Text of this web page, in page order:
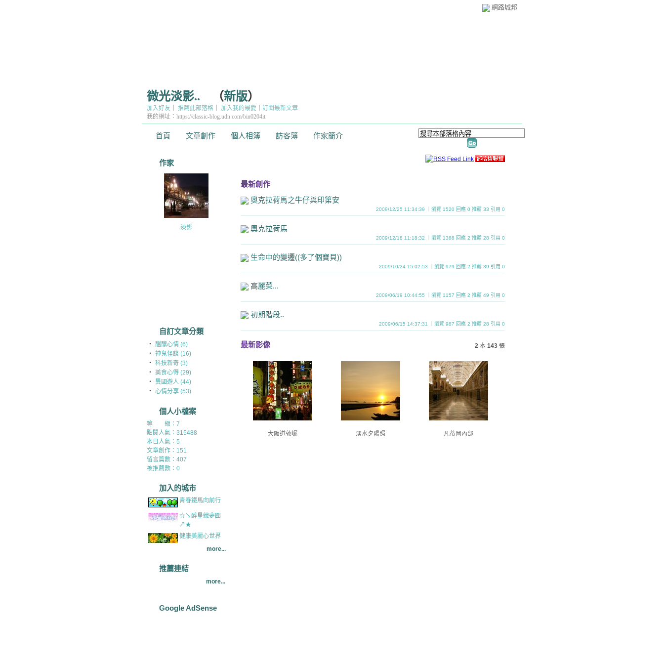
網路城邦
微光淡影.. （新版）
首頁 文章創作 個人相簿 訪客簿 作家簡介
加入好友 推薦此部落格 加入我的最愛
訂閱最新文章
我的網址：https://classic-blog.udn.com/bin0204it
作家
淡影
自訂文章分類
‧ 醞釀心情 (6)
‧ 神鬼怪談 (16)
‧ 科技新奇 (3)
‧ 美食心得 (29)
‧ 異國遊人 (44)
‧ 心情分享 (53)
個人小檔案
等 級：7
點閱人氣：315488
本日人氣：5
文章創作：151
留言篇數：407
被推薦數： 0
加入的城市
青春鐵馬向前行
☆↘醉星織夢園
↗★
健康美麗心世界
more...
推薦連結
more...
Google AdSense
最新創作
奧克拉荷馬之牛仔與印第安
2009/12/25 11:34:39 ｜瀏覽 1520 回應 0 推薦 33 引用 0
奧克拉荷馬
2009/12/18 11:18:32 ｜瀏覽 1388 回應 2 推薦 28 引用 0
生命中的變遷((多了個寶貝))
2009/10/24 15:02:53 ｜瀏覽 979 回應 2 推薦 39 引用 0
高麗菜...
2009/06/19 10:44:55 ｜瀏覽 1157 回應 2 推薦 49 引用 0
初期階段..
2009/06/15 14:37:31 ｜瀏覽 987 回應 2 推薦 28 引用 0
最新影像 2 本 143 張
大阪道敦崛 淡水夕陽照 凡蒂岡內部